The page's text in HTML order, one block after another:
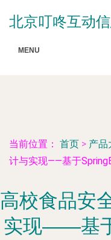
北京叮咚互动
MENU
当前位置： 首页 > 产品
计与实现——基于
高校食品安
实现——基